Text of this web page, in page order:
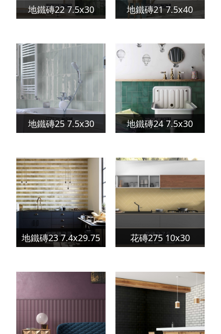
地鐵磚22 7.5x30 地鐵磚21 7.5x40
地鐵磚25 7.5x30 地鐵磚24 7.5x30
地鐵磚23 7.4x29.75 花磚275 10x30